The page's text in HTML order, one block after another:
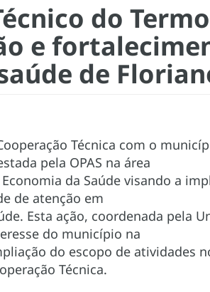
do
e
de
Técnica com o
pela OPAS na área
da Saúde visando a
de atenção em
Esta ação, coordenada pela
do município na
do escopo de atividades
Técnica.